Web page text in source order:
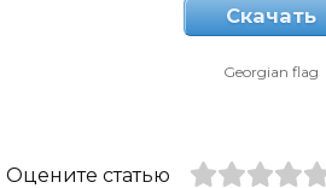
Скачать
Georgian flag
Оцените статью